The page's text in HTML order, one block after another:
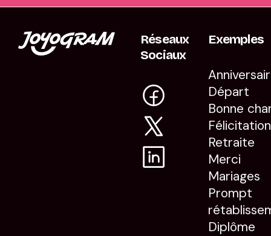
Réseaux
Sociaux
Exemples
Départ
Bonne
Retraite
Merci
Mariages
Prompt
Diplôme